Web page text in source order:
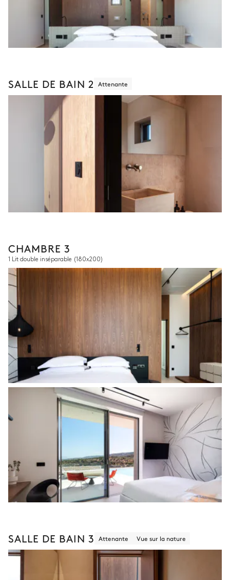
SALLE DE BAIN 2 Attenante
CHAMBRE 3
1 Lit double inséparable (180x200)
SALLE DE BAIN 3 Attenante Vue sur la nature